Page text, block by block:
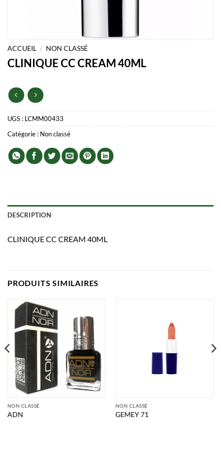
ACCUEIL / NON CLASSÉ
CLINIQUE CC CREAM 40ML
UGS : LCMM00433
Catégorie : Non classé
DESCRIPTION
CLINIQUE CC CREAM 40ML
PRODUITS SIMILAIRES
NON CLASSÉ
ADN
NON CLASSÉ
GEMEY 71